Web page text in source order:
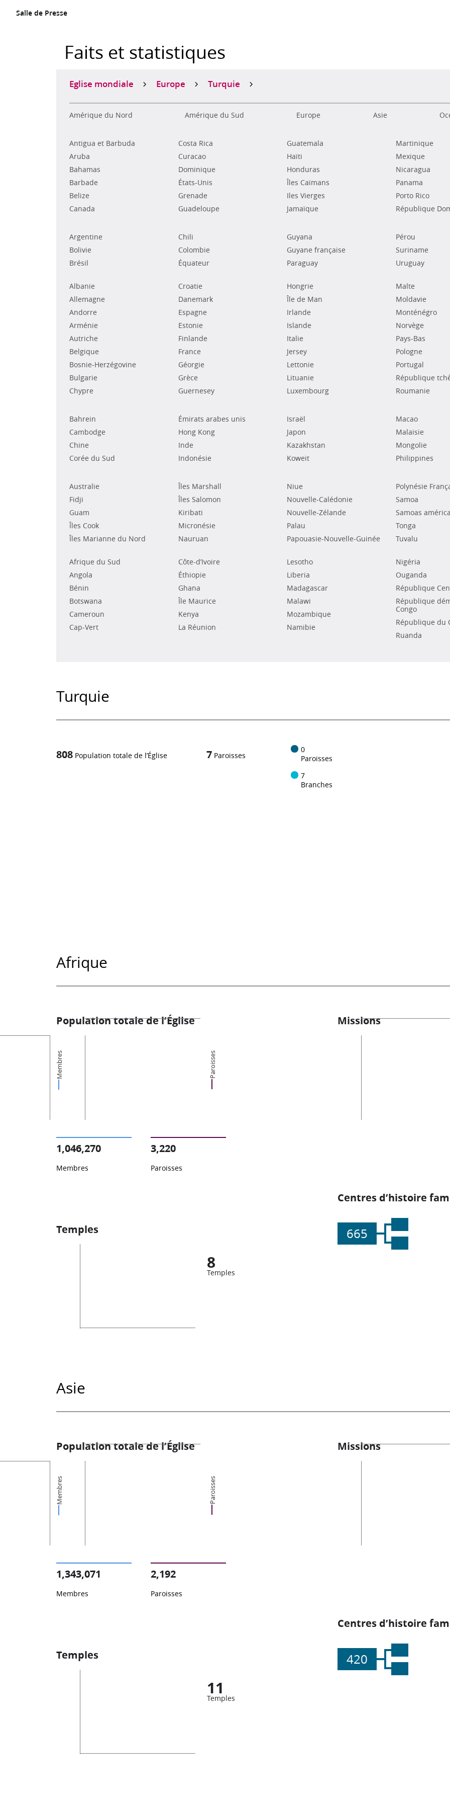
Salle de Presse
Faits et statistiques
Eglise mondiale Europe Turquie
Amérique du Nord Amérique du Sud Europe Asie
Antigua et Barbuda
Aruba
Bahamas
Barbade
Belize
Canada
Costa Rica
Curacao
Dominique
États-Unis
Grenade
Guadeloupe
Guatemala
Haïti
Honduras
Îles Caïmans
Iles Vierges
Jamaïque
Martinique
Mexique
Nicaragua
Panama
Porto Rico
République
Argentine
Bolivie
Brésil
Chili
Colombie
Équateur
Guyana
Guyane française
Paraguay
Pérou
Suriname
Uruguay
Albanie
Allemagne
Andorre
Arménie
Autriche
Belgique
Bosnie-Herzégovine
Bulgarie
Chypre
Croatie
Danemark
Espagne
Estonie
Finlande
France
Géorgie
Grèce
Guernesey
Hongrie
Île de Man
Irlande
Islande
Italie
Jersey
Lettonie
Lituanie
Luxembourg
Malte
Moldavie
Monténégro
Norvège
Pays-Bas
Pologne
Portugal
République
Roumanie
Bahrein
Cambodge
Chine
Corée du Sud
Émirats arabes unis
Hong Kong
Inde
Indonésie
Israël
Japon
Kazakhstan
Koweit
Macao
Malaisie
Mongolie
Philippines
Australie
Fidji
Guam
Îles Cook
Îles Marianne du Nord
Îles Marshall
Îles Salomon
Kiribati
Micronésie
Nauruan
Niue
Nouvelle-Calédonie
Nouvelle-Zélande
Palau
Papouasie-Nouvelle-Guinée
Polynésie
Samoa
Samoas
Tonga
Tuvalu
Afrique du Sud
Angola
Bénin
Botswana
Cameroun
Cap-Vert
Côte-d’Ivoire
Éthiopie
Ghana
Île Maurice
Kenya
La Réunion
Lesotho
Liberia
Madagascar
Malawi
Mozambique
Namibie
Nigéria
Ouganda
République
République
Congo
République du
Ruanda
Turquie
808 Population totale de l’Église 7 Paroisses
0
Paroisses
7
Branches
Afrique
Population totale de l’Église
Membres Paroisses
1,046,270
Membres
3,220
Paroisses
Missions
Centres d’histoire
665
Temples
8
Temples
Asie
Population totale de l’Église
Membres Paroisses
1,343,071
Membres
2,192
Paroisses
Missions
Centres d’histoire
420
Temples
11
Temples